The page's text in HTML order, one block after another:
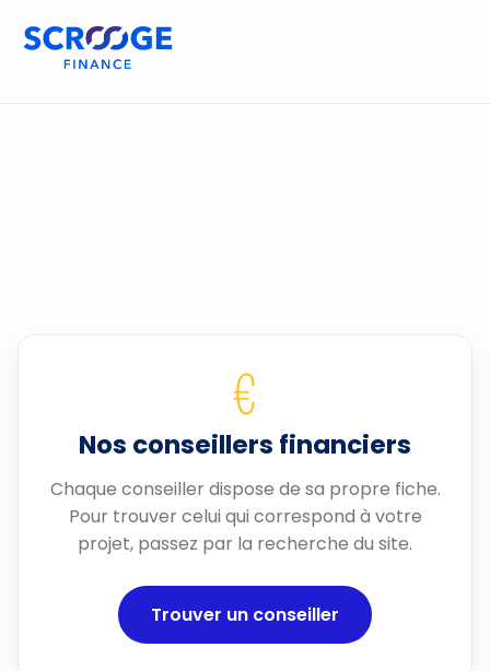
€
Nos conseillers financiers
Chaque conseiller dispose de sa propre fiche.
Pour trouver celui qui correspond à votre
projet, passez par la recherche du site.
Trouver un conseiller